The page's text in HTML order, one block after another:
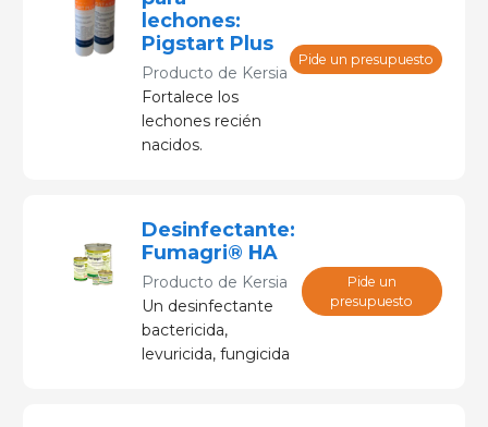
lechones:
Pigstart Plus
Producto de Kersia
Fortalece los
lechones recién
nacidos.
Pide un presupuesto
Desinfectante:
Fumagri® HA
Producto de Kersia
Un desinfectante
bactericida,
levuricida, fungicida
Pide un
presupuesto